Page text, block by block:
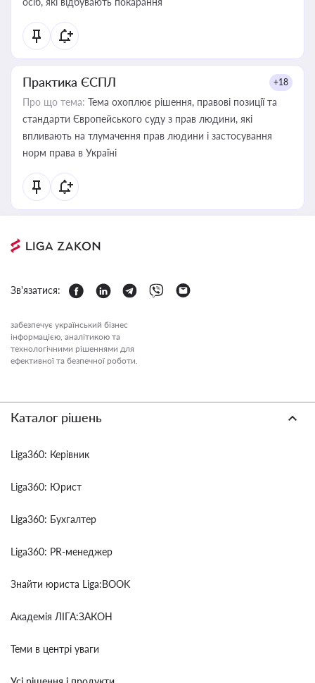
Практика ЄСПЛ +18
Про що тема: Тема охоплює рішення, правові позиції та
стандарти Європейського суду з прав людини, які
впливають на тлумачення прав людини і застосування
норм права в Україні
Зв'язатися:
забезпечує український бізнес
інформацією, аналітикою та
технологічними рішеннями для
ефективної та безпечної роботи.
Каталог рішень
Liga360: Керівник
Liga360: Юрист
Liga360: Бухгалтер
Liga360: PR-менеджер
Знайти юриста Liga:BOOK
Академія ЛІГА:ЗАКОН
Теми в центрі уваги